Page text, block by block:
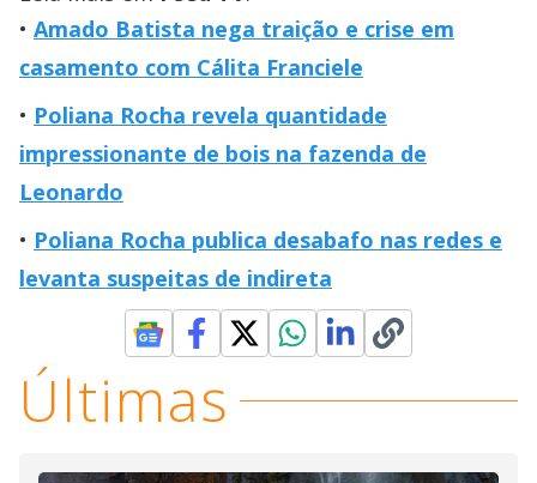
Amado Batista nega traição e crise em
casamento com Cálita Franciele
Poliana Rocha revela quantidade
impressionante de bois na fazenda de
Leonardo
Poliana Rocha publica desabafo nas redes e
levanta suspeitas de indireta
Últimas